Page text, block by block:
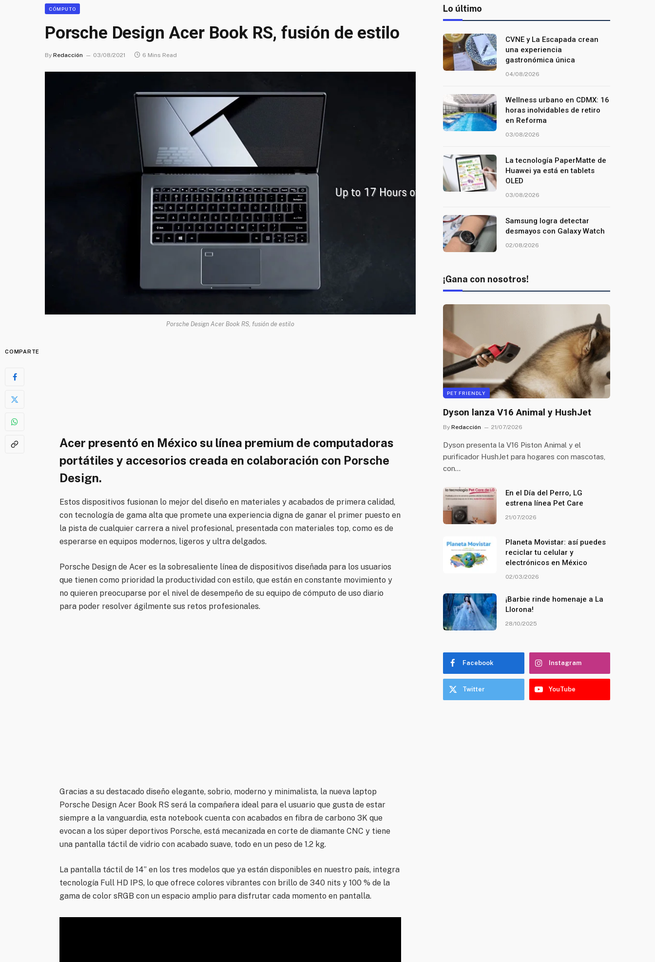
CÓMPUTO
Porsche Design Acer Book RS, fusión de estilo
By Redacción 03/08/2021 6 Mins Read
Porsche Design Acer Book RS, fusión de estilo
COMPARTE
Acer presentó en México su línea premium de computadoras
portátiles y accesorios creada en colaboración con Porsche
Design.
Estos dispositivos fusionan lo mejor del diseño en materiales y acabados de primera calidad,
con tecnología de gama alta que promete una experiencia digna de ganar el primer puesto en
la pista de cualquier carrera a nivel profesional, presentada con materiales top, como es de
esperarse en equipos modernos, ligeros y ultra delgados.
Porsche Design de Acer es la sobresaliente línea de dispositivos diseñada para los usuarios
que tienen como prioridad la productividad con estilo, que están en constante movimiento y
no quieren preocuparse por el nivel de desempeño de su equipo de cómputo de uso diario
para poder resolver ágilmente sus retos profesionales.
Gracias a su destacado diseño elegante, sobrio, moderno y minimalista, la nueva laptop
Porsche Design Acer Book RS será la compañera ideal para el usuario que gusta de estar
siempre a la vanguardia, esta notebook cuenta con acabados en fibra de carbono 3K que
evocan a los súper deportivos Porsche, está mecanizada en corte de diamante CNC y tiene
una pantalla táctil de vidrio con acabado suave, todo en un peso de 1.2 kg.
La pantalla táctil de 14” en los tres modelos que ya están disponibles en nuestro país, integra
tecnología Full HD IPS, lo que ofrece colores vibrantes con brillo de 340 nits y 100 % de la
gama de color sRGB con un espacio amplio para disfrutar cada momento en pantalla.
Lo último
CVNE y La Escapada crean
una experiencia
gastronómica única
04/08/2026
Wellness urbano en CDMX: 16
horas inolvidables de retiro
en Reforma
03/08/2026
La tecnología PaperMatte de
Huawei ya está en tablets
OLED
03/08/2026
Samsung logra detectar
desmayos con Galaxy Watch
02/08/2026
¡Gana con nosotros!
PET FRIENDLY
Dyson lanza V16 Animal y HushJet
By Redacción 21/07/2026
Dyson presenta la V16 Piston Animal y el
purificador HushJet para hogares con mascotas,
con…
En el Día del Perro, LG
estrena línea Pet Care
21/07/2026
Planeta Movistar: así puedes
reciclar tu celular y
electrónicos en México
02/03/2026
¡Barbie rinde homenaje a La
Llorona!
28/10/2025
Facebook Instagram
Twitter YouTube